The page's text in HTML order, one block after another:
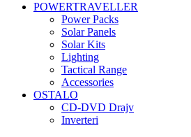
POWERTRAVELLER
Power Packs
Solar Panels
Solar Kits
Lighting
Tactical Range
Accessories
OSTALO
CD-DVD Drajv
Inverteri